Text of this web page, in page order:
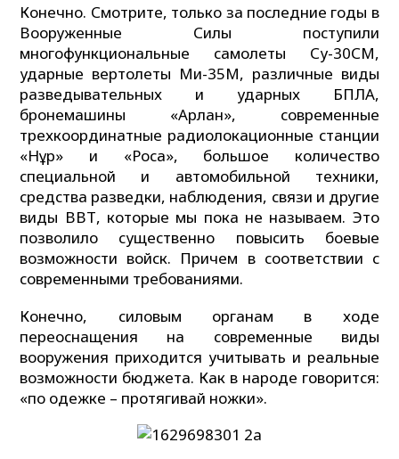
Конечно. Смотрите, только за последние годы в
Вооруженные Силы поступили
многофункциональные самолеты Су-30СМ,
ударные вертолеты Ми-35М, различные виды
разведывательных и ударных БПЛА,
бронемашины «Арлан», современные
трехкоординатные радиолокационные станции
«Нұр» и «Роса», большое количество
специальной и автомобильной техники,
средства разведки, наблюдения, связи и другие
виды ВВТ, которые мы пока не называем. Это
позволило существенно повысить боевые
возможности войск. Причем в соответствии с
современными требованиями.
Конечно, силовым органам в ходе
переоснащения на современные виды
вооружения приходится учитывать и реальные
возможности бюджета. Как в народе говорится:
«по одежке – протягивай ножки».